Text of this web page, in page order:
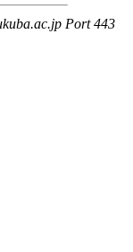
Port 443